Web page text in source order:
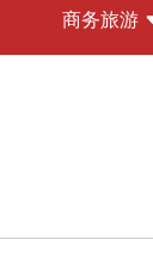
商务旅游